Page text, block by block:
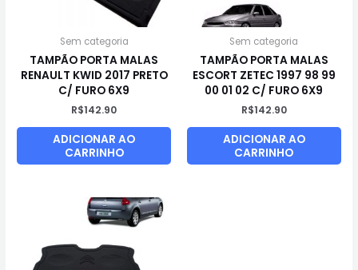
Sem categoria
TAMPÃO PORTA MALAS
RENAULT KWID 2017 PRETO
C/ FURO 6X9
R$142.90
ADICIONAR AO
CARRINHO
Sem categoria
TAMPÃO PORTA MALAS
ESCORT ZETEC 1997 98 99
00 01 02 C/ FURO 6X9
R$142.90
ADICIONAR AO
CARRINHO